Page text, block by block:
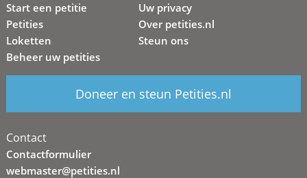
Start een petitie
Petities
Loketten
Beheer uw petities
Uw privacy
Over petities.nl
Steun ons
Doneer en steun Petities.nl
Contact
Contactformulier
webmaster@petities.nl